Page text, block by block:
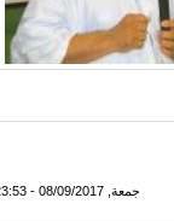
جمعة, 08/09/2017 - 23:53